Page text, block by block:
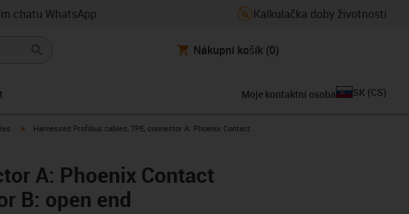
chatu WhatsApp Kalkulačka doby životnosti
Nákupní košík (0)
Moje kontaktní osoba SK (CS)
igus-icon-arrow-right
Harnessed Profibus cables, TPE, connector A: Phoenix Contact
A: Phoenix Contact
B: open end